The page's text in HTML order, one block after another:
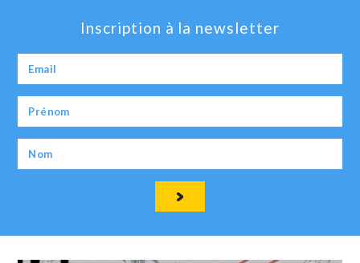
Inscription à la newsletter